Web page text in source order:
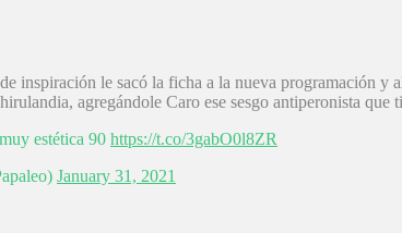
inspiración le sacó la ficha a la nueva programación
agregándole Caro ese sesgo antiperonista
muy estética 90 https://t.co/3gabO0l8ZR
January 31, 2021